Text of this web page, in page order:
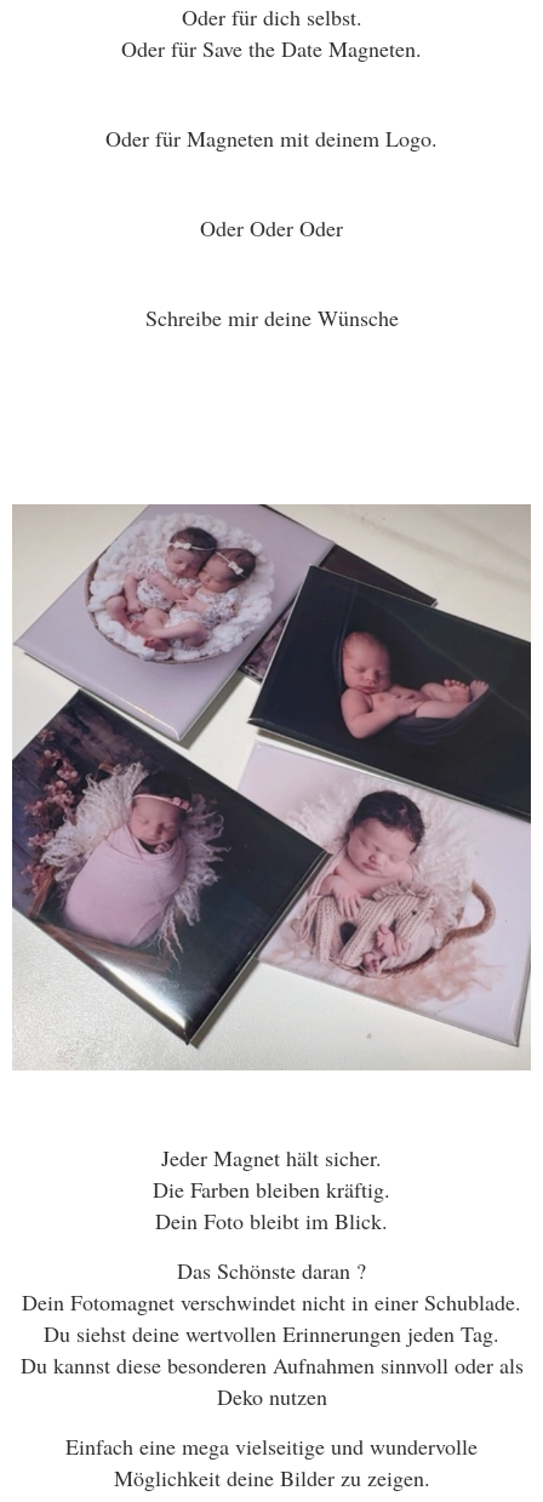
Oder für dich selbst.
Oder für Save the Date Magneten.
Oder für Magneten mit deinem Logo.
Oder Oder Oder
Schreibe mir deine Wünsche
Jeder Magnet hält sicher.
Die Farben bleiben kräftig.
Dein Foto bleibt im Blick.
Das Schönste daran ?
Dein Fotomagnet verschwindet nicht in einer Schublade.
Du siehst deine wertvollen Erinnerungen jeden Tag.
Du kannst diese besonderen Aufnahmen sinnvoll oder als
Deko nutzen
Einfach eine mega vielseitige und wundervolle
Möglichkeit deine Bilder zu zeigen.